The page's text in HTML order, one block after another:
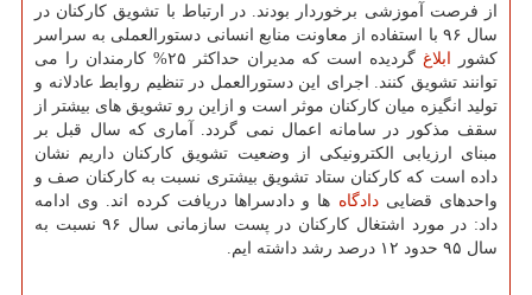
از فرصت آموزشی برخوردار بودند. در ارتباط با تشویق كاركنان در
سال ۹۶ با استفاده از معاونت منابع انسانی دستورالعملی به سراسر
كشور ابلاغ
گردیده است كه مدیران حداكثر ۲۵% كارمندان را می
توانند تشویق كنند. اجرای این دستورالعمل در تنظیم روابط عادلانه و
تولید انگیزه میان كاركنان موثر است و ازاین رو تشویق های بیشتر از
سقف مذكور در سامانه اعمال نمی گردد. آماری كه سال قبل بر
مبنای ارزیابی الكترونیكی از وضعیت تشویق كاركنان داریم نشان
داده است كه كاركنان ستاد تشویق بیشتری نسبت به كاركنان صف و
واحدهای قضاییدادگاه ها و دادسراها دریافت كرده اند. وی ادامه
داد: در مورد اشتغال كاركنان در پست سازمانی سال ۹۶ نسبت به
سال ۹۵ حدود ۱۲ درصد رشد داشته ایم.